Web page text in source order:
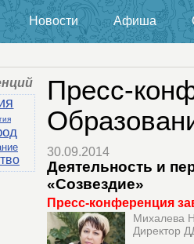
Новости Афиша
Пресс-
30.09.2014
Деятельность и
«Созвездие»
Пресс-конференция
Михалева
Директор